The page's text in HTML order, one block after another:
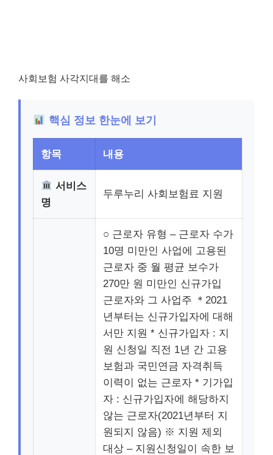
사회보험 사각지대를 해소
핵심 정보 한눈에 보기
항목 내용
서비스
명
두루누리 사회보험료 지원
○ 근로자 유형 – 근로자 수가
10명 미만인 사업에 고용된
근로자 중 월 평균 보수가
270만 원 미만인 신규가입
근로자와 그 사업주 ＊2021
년부터는 신규가입자에 대해
서만 지원 * 신규가입자 : 지
원 신청일 직전 1년 간 고용
보험과 국민연금 자격취득
이력이 없는 근로자 * 기가입
자 : 신규가입자에 해당하지
않는 근로자(2021년부터 지
원되지 않음) ※ 지원 제외
대상 – 지원신청일이 속한 보